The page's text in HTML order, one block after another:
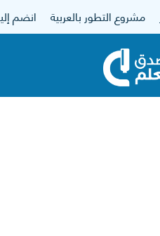
مشروع التطور بالعربية انضم